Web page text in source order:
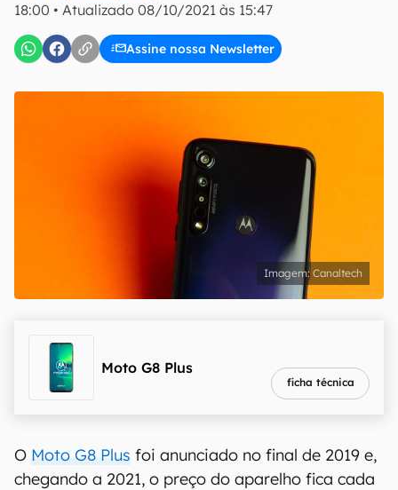
18:00 • Atualizado 08/10/2021 às 15:47
Assine nossa Newsletter
inscreva-se
Canaltech
Moto G8 Plus
ficha técnica
O Moto G8 Plus foi anunciado no final de 2019 e,
chegando a 2021, o preço do aparelho fica cada